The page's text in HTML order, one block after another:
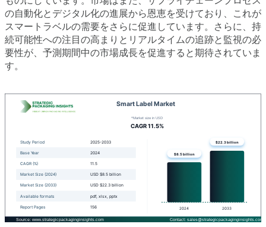
の自動化とデジタル化の進展から恩恵を受けており、これが
スマートラベルの需要をさらに促進しています。さらに、持
続可能性への注目の高まりとリアルタイムの追跡と監視の必
要性が、予測期間中の市場成長を促進すると期待されていま
す。